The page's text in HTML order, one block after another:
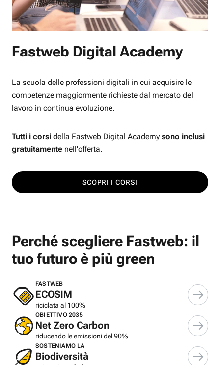
Fastweb Digital Academy
La scuola delle professioni digitali in cui acquisire le
competenze maggiormente richieste dal mercato del
lavoro in continua evoluzione.
Tutti i corsi della Fastweb Digital Academy sono inclusi
gratuitamente nell'offerta.
SCOPRI I CORSI
Perché scegliere Fastweb: il
tuo futuro è più green
FASTWEB
ECOSIM
riciclata al 100%
OBIETTIVO 2035
Net Zero Carbon
riducendo le emissioni del 90%
SOSTENIAMO LA
Biodiversità